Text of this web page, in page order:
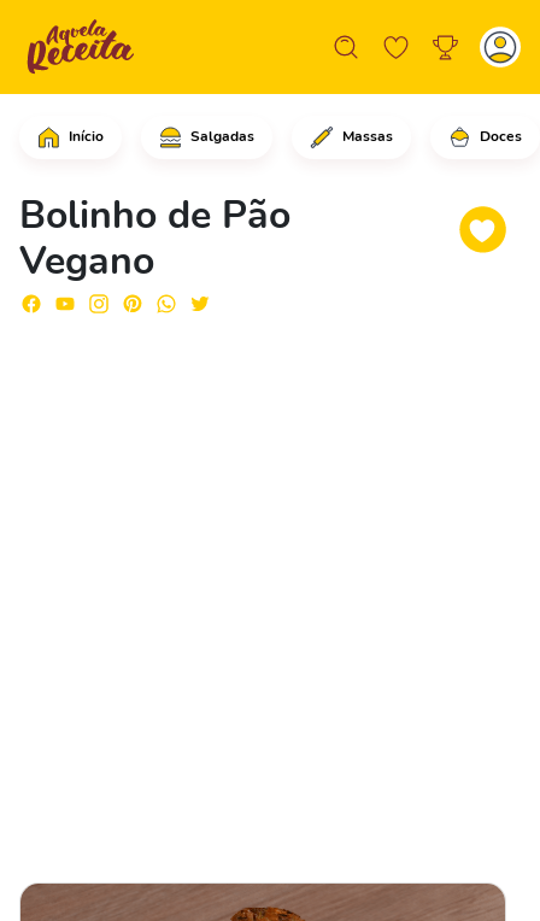
Início Salgadas Massas Doces
Bolinho de Pão
Vegano
Em um refratário grande com água,